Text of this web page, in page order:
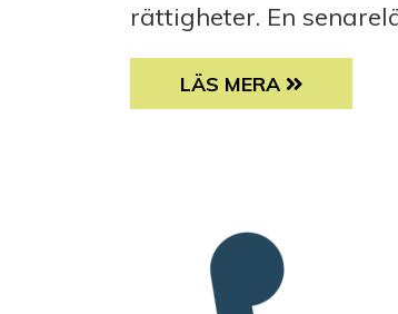
rättigheter. En
SAMS MOTSÄTTER
LÄS MERA